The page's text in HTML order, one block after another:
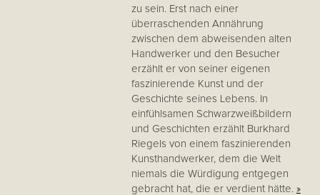
zu sein. Erst nach einer
überraschenden Annährung
zwischen dem abweisenden alten
Handwerker und den Besucher
erzählt er von seiner eigenen
faszinierende Kunst und der
Geschichte seines Lebens. In
einfühlsamen Schwarzweißbildern
und Geschichten erzählt Burkhard
Riegels von einem faszinierenden
Kunsthandwerker, dem die Welt
niemals die Würdigung entgegen
gebracht hat, die er verdient hätte. »